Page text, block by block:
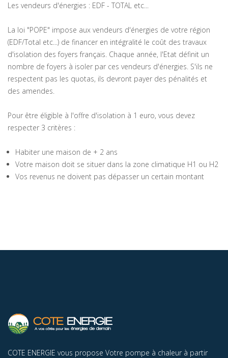
Les vendeurs d'énergies : EDF - TOTAL etc...
La loi "POPE" impose aux vendeurs d'énergies de votre région
(EDF/Total etc...) de financer en intégralité le coût des travaux
d'isolation des foyers français. Chaque année, l'Etat définit un
nombre de foyers à isoler par ces vendeurs d'énergies. S'ils ne
respectent pas les quotas, ils devront payer des pénalités et
des amendes.
Pour être éligible à l'offre d'isolation à 1 euro, vous devez
respecter 3 critères :
Habiter une maison de + 2 ans
Votre maison doit se situer dans la zone climatique H1 ou H2
Vos revenus ne doivent pas dépasser un certain montant
COTE ENERGIE vous propose Votre pompe à chaleur à partir